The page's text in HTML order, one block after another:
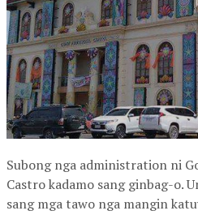
Subong nga administration ni
Castro kadamo sang ginbag-o.
sang mga tawo nga mangin